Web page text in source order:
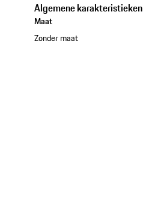
Algemene karakteristieken
Maat
Zonder maat